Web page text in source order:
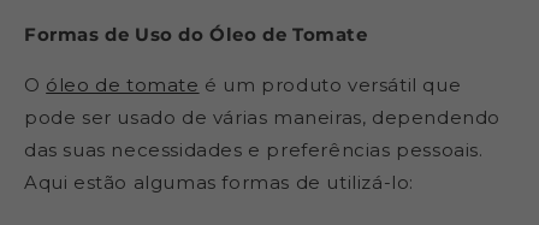
Formas de Uso do Óleo de Tomate
O óleo de tomate é um produto versátil que
pode ser usado de várias maneiras, dependendo
das suas necessidades e preferências pessoais.
Aqui estão algumas formas de utilizá-lo: